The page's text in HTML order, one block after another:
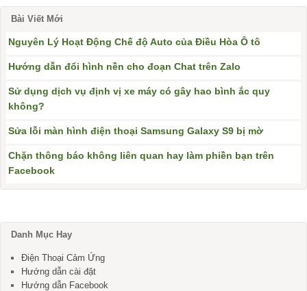
Bài Viết Mới
Nguyên Lý Hoạt Động Chế độ Auto của Điều Hòa Ô tô
Hướng dẫn đổi hình nền cho đoạn Chat trên Zalo
Sử dụng dịch vụ định vị xe máy có gây hao bình ắc quy
không?
Sửa lỗi màn hình điện thoại Samsung Galaxy S9 bị mờ
Chặn thông báo không liên quan hay làm phiền bạn trên
Facebook
Danh Mục Hay
Điện Thoại Cảm Ứng
Hướng dẫn cài đặt
Hướng dẫn Facebook